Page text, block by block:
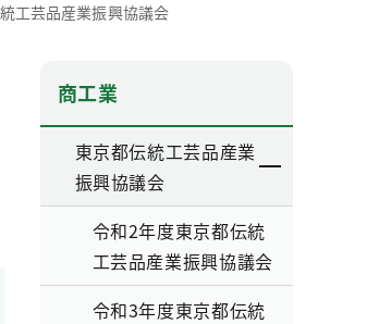
工芸品産業振興協議会
商工業
東京都伝統工芸品産業
振興協議会
令和2年度東京都伝統
工芸品産業振興協議会
令和3年度東京都伝統